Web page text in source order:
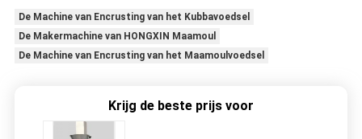
De Machine van Encrusting van het Kubbavoedsel
De Makermachine van HONGXIN Maamoul
De Machine van Encrusting van het Maamoulvoedsel
Krijg de beste prijs voor